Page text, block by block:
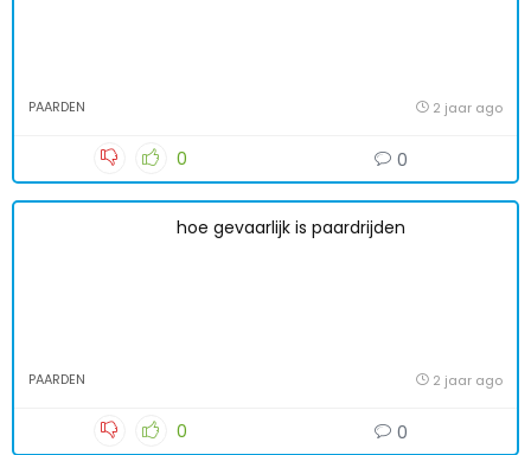
PAARDEN 2 jaar ago
0 0
hoe gevaarlijk is paardrijden
PAARDEN 2 jaar ago
0 0